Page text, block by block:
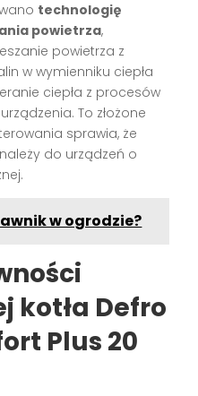
technologię
powietrza,
powietrza z
w wymienniku ciepła
ciepła z procesów
To złożone
sprawia, że
do urządzeń o
w ogrodzie?
kotła Defro
Plus 20